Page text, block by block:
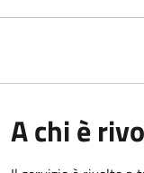
A chi è